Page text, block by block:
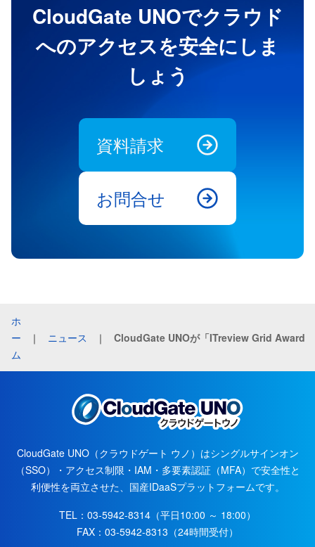
CloudGate UNOでクラウド
へのアクセスを安全にしま
しょう
資料請求
お問合せ
ホ
ー
ム
｜ ニュース ｜
CloudGate UNO（クラウドゲート ウノ）はシングルサインオン
（SSO）・アクセス制限・IAM・多要素認証（MFA）で安全性と
利便性を両立させた、国産IDaaSプラットフォームです。
TEL： 03-5942-8314 （平日10:00 ～ 18:00）
FAX： 03-5942-8313 （24時間受付）